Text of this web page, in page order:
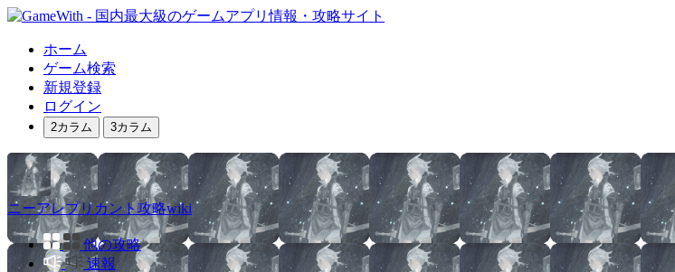
ホーム
ゲーム検索
新規登録
ログイン
2カラム 3カラム
ニーアレプリカント攻略wiki
他の攻略
速報